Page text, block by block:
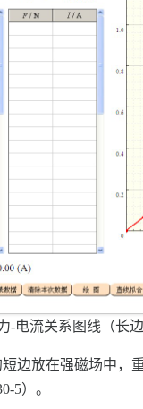
-电流关系图线（长边
边放在强磁场中，
5）。